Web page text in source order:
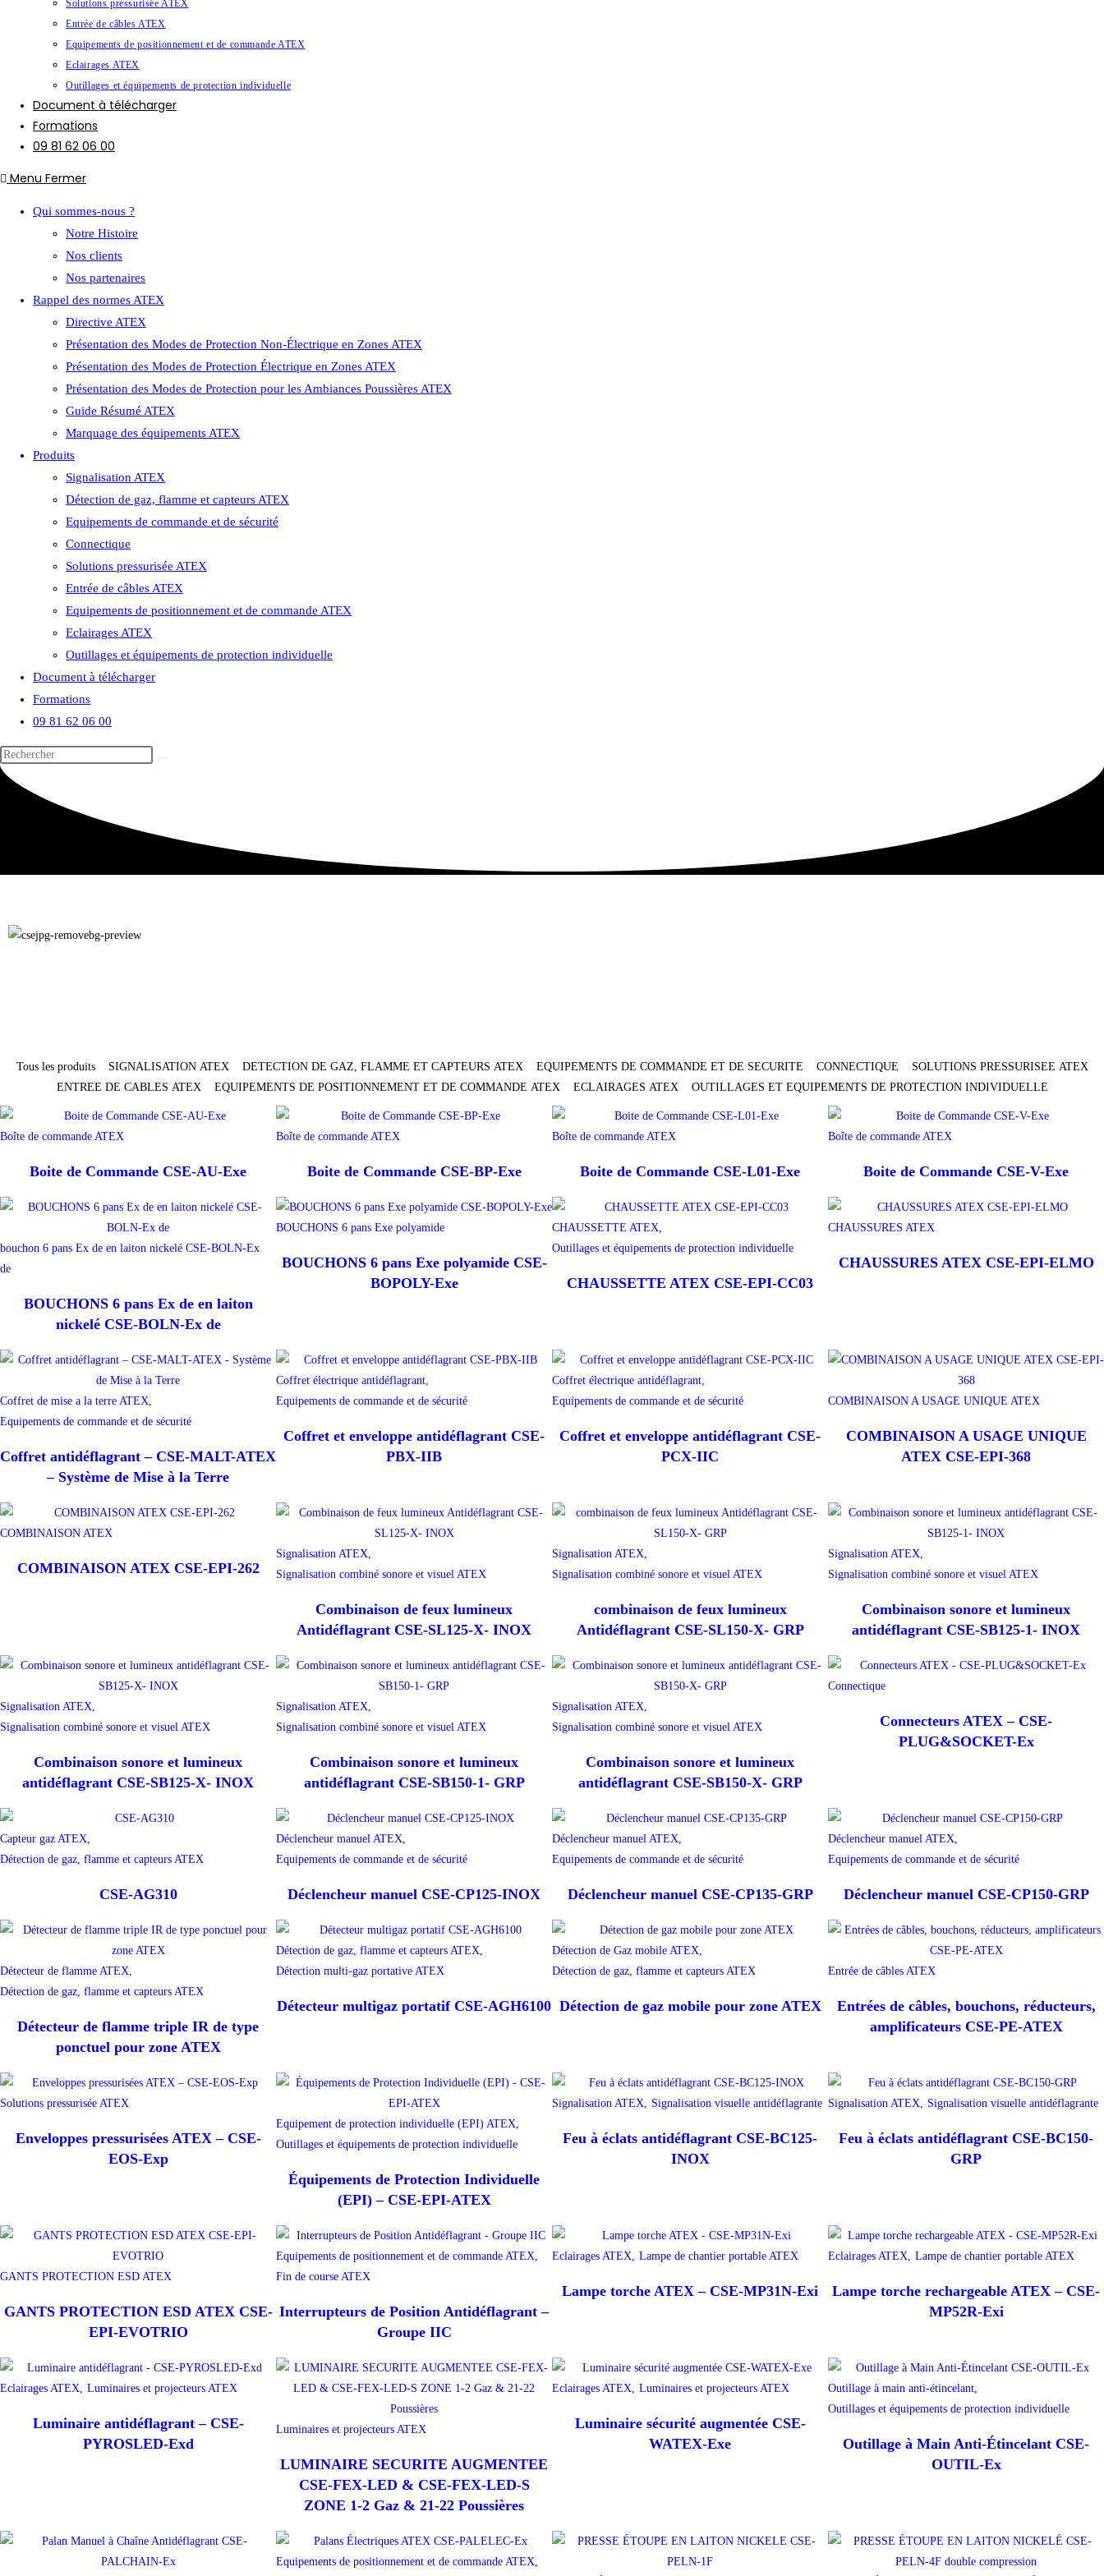
Solutions pressurisée ATEX
Entrée de câbles ATEX
Equipements de positionnement et de commande ATEX
Eclairages ATEX
Outillages et équipements de protection individuelle
Document à télécharger
Formations
09 81 62 06 00
Menu Fermer
Qui sommes-nous ?
Notre Histoire
Nos clients
Nos partenaires
Rappel des normes ATEX
Directive ATEX
Présentation des Modes de Protection Non-Électrique en Zones ATEX
Présentation des Modes de Protection Électrique en Zones ATEX
Présentation des Modes de Protection pour les Ambiances Poussières ATEX
Guide Résumé ATEX
Marquage des équipements ATEX
Produits
Signalisation ATEX
Détection de gaz, flamme et capteurs ATEX
Equipements de commande et de sécurité
Connectique
Solutions pressurisée ATEX
Entrée de câbles ATEX
Equipements de positionnement et de commande ATEX
Eclairages ATEX
Outillages et équipements de protection individuelle
Document à télécharger
Formations
09 81 62 06 00
Tous les produits SIGNALISATION ATEX DETECTION DE GAZ, FLAMME ET CAPTEURS ATEX EQUIPEMENTS DE COMMANDE ET DE SECURITE CONNECTIQUE
SOLUTIONS PRESSURISEE ATEX
ENTREE DE CABLES ATEX
EQUIPEMENTS DE POSITIONNEMENT ET DE COMMANDE ATEX ECLAIRAGES ATEX OUTILLAGES ET EQUIPEMENTS DE PROTECTION INDIVIDUELLE
Boîte de commande ATEX
Boite de Commande CSE-AU-Exe
Boîte de commande ATEX
Boite de Commande CSE-BP-Exe
Boîte de commande ATEX
Boite de Commande CSE-L01-Exe
Boîte de commande ATEX
Boite de Commande CSE-V-Exe
bouchon 6 pans Ex de en laiton nickelé CSE-BOLN-Ex
de
BOUCHONS 6 pans Ex de en laiton
nickelé CSE-BOLN-Ex de
BOUCHONS 6 pans Exe polyamide
BOUCHONS 6 pans Exe polyamide CSE-
BOPOLY-Exe
CHAUSSETTE ATEX,
Outillages et équipements de protection individuelle
CHAUSSETTE ATEX CSE-EPI-CC03
CHAUSSURES ATEX
CHAUSSURES ATEX CSE-EPI-ELMO
Coffret de mise a la terre ATEX,
Equipements de commande et de sécurité
Coffret antidéflagrant – CSE-MALT-ATEX
– Système de Mise à la Terre
Coffret électrique antidéflagrant,
Equipements de commande et de sécurité
Coffret et enveloppe antidéflagrant CSE-
PBX-IIB
Coffret électrique antidéflagrant,
Equipements de commande et de sécurité
Coffret et enveloppe antidéflagrant CSE-
PCX-IIC
COMBINAISON A USAGE UNIQUE ATEX
COMBINAISON A USAGE UNIQUE
ATEX CSE-EPI-368
COMBINAISON ATEX
COMBINAISON ATEX CSE-EPI-262
Signalisation ATEX,
Signalisation combiné sonore et visuel ATEX
Combinaison de feux lumineux
Antidéflagrant CSE-SL125-X- INOX
Signalisation ATEX,
Signalisation combiné sonore et visuel ATEX
combinaison de feux lumineux
Antidéflagrant CSE-SL150-X- GRP
Signalisation ATEX,
Signalisation combiné sonore et visuel ATEX
Combinaison sonore et lumineux
antidéflagrant CSE-SB125-1- INOX
Signalisation ATEX,
Signalisation combiné sonore et visuel ATEX
Combinaison sonore et lumineux
antidéflagrant CSE-SB125-X- INOX
Signalisation ATEX,
Signalisation combiné sonore et visuel ATEX
Combinaison sonore et lumineux
antidéflagrant CSE-SB150-1- GRP
Signalisation ATEX,
Signalisation combiné sonore et visuel ATEX
Combinaison sonore et lumineux
antidéflagrant CSE-SB150-X- GRP
Connectique
Connecteurs ATEX – CSE-
PLUG&SOCKET-Ex
Capteur gaz ATEX,
Détection de gaz, flamme et capteurs ATEX
CSE-AG310
Déclencheur manuel ATEX,
Equipements de commande et de sécurité
Déclencheur manuel CSE-CP125-INOX
Déclencheur manuel ATEX,
Equipements de commande et de sécurité
Déclencheur manuel CSE-CP135-GRP
Déclencheur manuel ATEX,
Equipements de commande et de sécurité
Déclencheur manuel CSE-CP150-GRP
Détecteur de flamme ATEX,
Détection de gaz, flamme et capteurs ATEX
Détecteur de flamme triple IR de type
ponctuel pour zone ATEX
Détection de gaz, flamme et capteurs ATEX,
Détection multi-gaz portative ATEX
Détecteur multigaz portatif CSE-AGH6100
Détection de Gaz mobile ATEX,
Détection de gaz, flamme et capteurs ATEX
Détection de gaz mobile pour zone ATEX
Entrée de câbles ATEX
Entrées de câbles, bouchons, réducteurs,
amplificateurs CSE-PE-ATEX
Solutions pressurisée ATEX
Enveloppes pressurisées ATEX – CSE-
EOS-Exp
Equipement de protection individuelle (EPI) ATEX,
Outillages et équipements de protection individuelle
Équipements de Protection Individuelle
(EPI) – CSE-EPI-ATEX
Signalisation ATEX, Signalisation visuelle antidéflagrante
Feu à éclats antidéflagrant CSE-BC125-
INOX
Signalisation ATEX, Signalisation visuelle antidéflagrante
Feu à éclats antidéflagrant CSE-BC150-
GRP
GANTS PROTECTION ESD ATEX
GANTS PROTECTION ESD ATEX CSE-
EPI-EVOTRIO
Equipements de positionnement et de commande ATEX,
Fin de course ATEX
Interrupteurs de Position Antidéflagrant –
Groupe IIC
Eclairages ATEX, Lampe de chantier portable ATEX
Lampe torche ATEX – CSE-MP31N-Exi
Eclairages ATEX, Lampe de chantier portable ATEX
Lampe torche rechargeable ATEX – CSE-
MP52R-Exi
Eclairages ATEX, Luminaires et projecteurs ATEX
Luminaire antidéflagrant – CSE-
PYROSLED-Exd
Luminaires et projecteurs ATEX
LUMINAIRE SECURITE AUGMENTEE
CSE-FEX-LED & CSE-FEX-LED-S
ZONE 1-2 Gaz & 21-22 Poussières
Eclairages ATEX, Luminaires et projecteurs ATEX
Luminaire sécurité augmentée CSE-
WATEX-Exe
Outillage à main anti-étincelant,
Outillages et équipements de protection individuelle
Outillage à Main Anti-Étincelant CSE-
OUTIL-Ex
Equipements de positionnement et de commande ATEX,